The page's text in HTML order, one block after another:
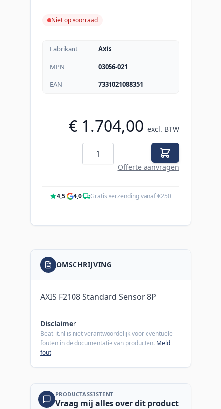
Niet op voorraad
Fabrikant
Axis
MPN
03056-021
EAN
7331021088351
€ 1.704,00 excl. BTW
Aantal
Offerte aanvragen
4,5· 4,0· Gratis verzending vanaf €250
OMSCHRIJVING
AXIS F2108 Standard Sensor 8P
Disclaimer
Beat-it.nl is niet verantwoordelijk voor eventuele
fouten in de documentatie van producten. Meld
fout
PRODUCTASSISTENT
Vraag mij alles over dit product